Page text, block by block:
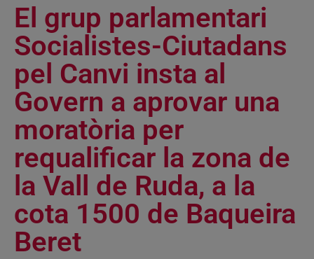
El grup parlamentari
Socialistes-Ciutadans
pel Canvi insta al
Govern a aprovar una
moratòria per
requalificar la zona de
la Vall de Ruda, a la
cota 1500 de Baqueira
Beret